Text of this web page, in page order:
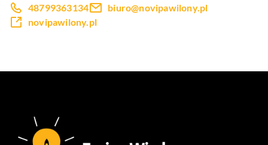
48799363134
biuro@novipawilony.pl
novipawilony.pl